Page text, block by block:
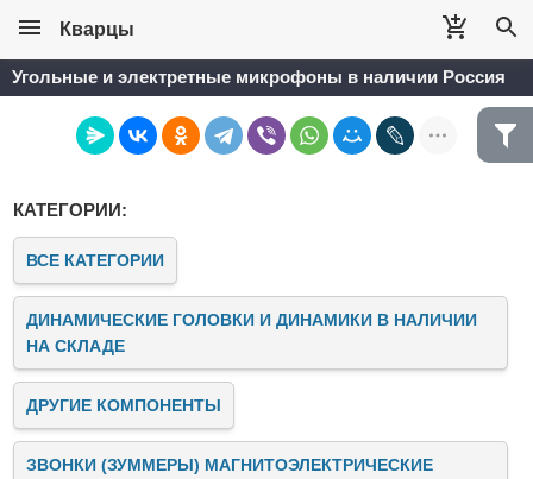
Кварцы
Угольные и электретные микрофоны в наличии Россия
КАТЕГОРИИ:
ВСЕ КАТЕГОРИИ
ДИНАМИЧЕСКИЕ ГОЛОВКИ И ДИНАМИКИ В НАЛИЧИИ
НА СКЛАДЕ
ДРУГИЕ КОМПОНЕНТЫ
ЗВОНКИ (ЗУММЕРЫ) МАГНИТОЭЛЕКТРИЧЕСКИЕ